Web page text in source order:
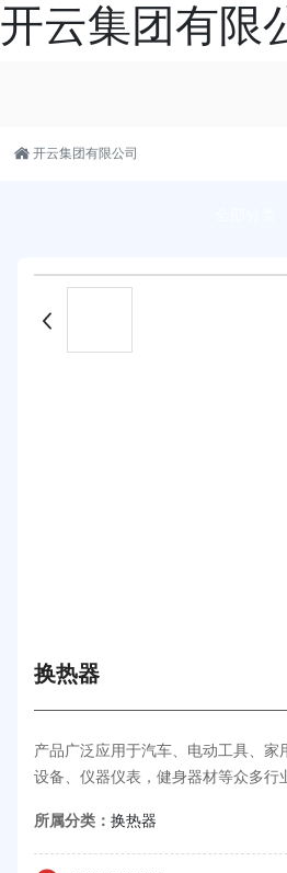
开云集团有限
开云集团有限公司
换热器
产品广泛应用于汽车、电动工具、家
设备、仪器仪表，健身器材等众多行
所属分类： 换热器